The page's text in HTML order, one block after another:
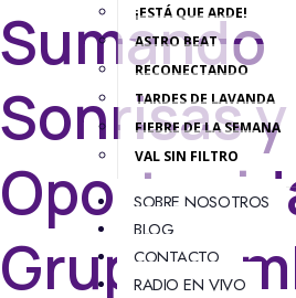
¡ESTÁ QUE ARDE!
ASTRO BEAT
RECONECTANDO
TARDES DE LAVANDA
FIEBRE DE LA SEMANA
VAL SIN FILTRO
SOBRE NOSOTROS
BLOG
CONTACTO
RADIO EN VIVO
Sumando
Sonrisas y
Grupo